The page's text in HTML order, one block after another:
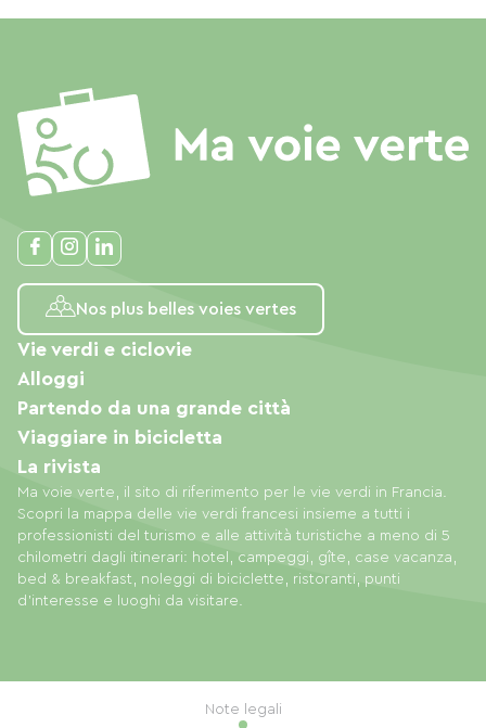
Nos plus belles voies vertes
Ma voie verte, il sito di riferimento per le vie verdi in Francia.
Scopri la mappa delle vie verdi francesi insieme a tutti i
professionisti del turismo e alle attività turistiche a meno di 5
chilometri dagli itinerari: hotel, campeggi, gîte, case vacanza,
bed & breakfast, noleggi di biciclette, ristoranti, punti
d'interesse e luoghi da visitare.
Vie verdi e ciclovie
Alloggi
Partendo da una grande città
Viaggiare in bicicletta
La rivista
Note legali